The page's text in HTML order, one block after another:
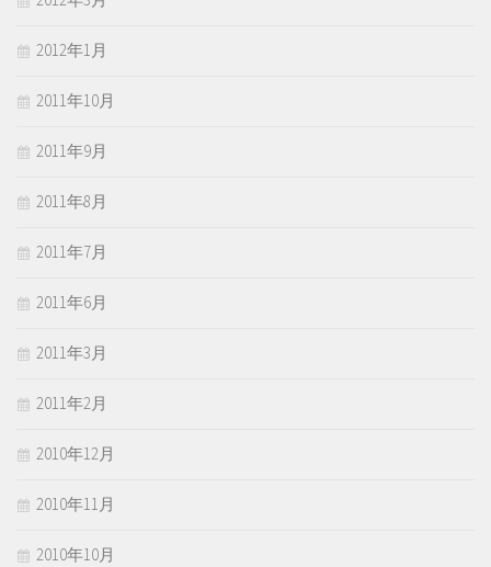
2012年1月
2011年10月
2011年9月
2011年8月
2011年7月
2011年6月
2011年3月
2011年2月
2010年12月
2010年11月
2010年10月